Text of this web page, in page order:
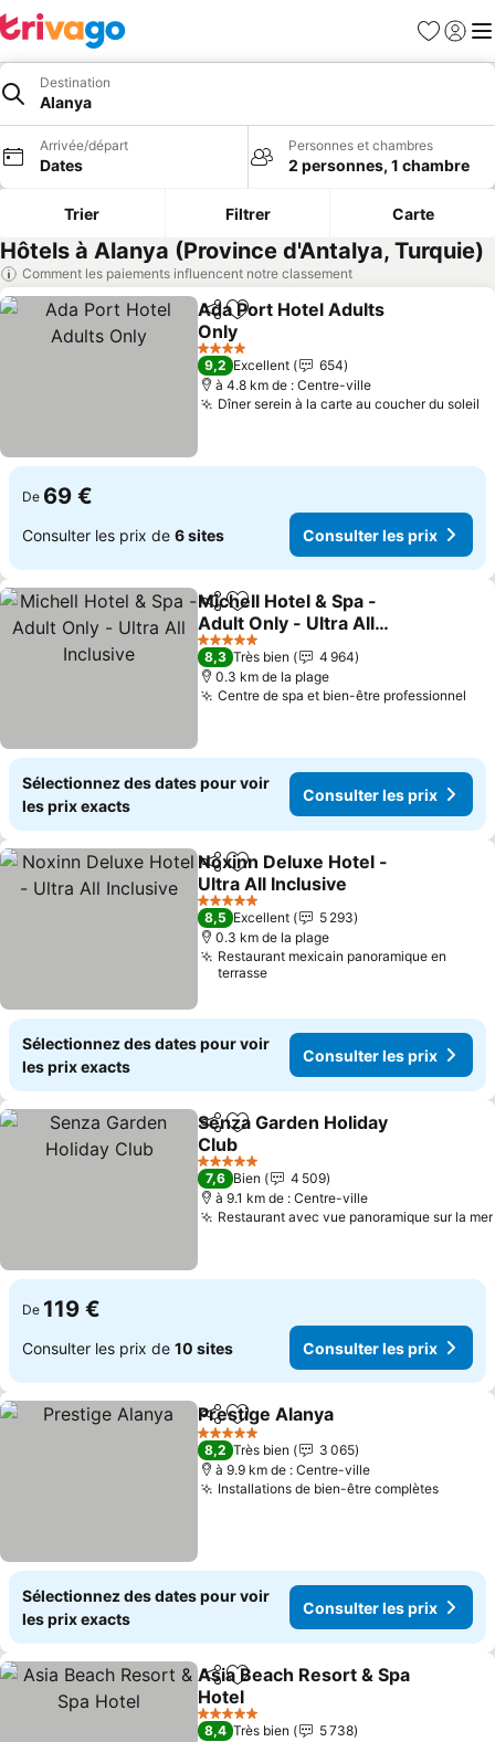
Favoris
Se
Destination
Alanya
Arrivée/départ
Dates
Personnes et chambres
2 personnes, 1 chambre
Trier Filtrer Carte
Hôtels à Alanya (Province d'Antalya, Turquie)
Comment les paiements influencent notre classement
PartagerAjouter à mes favoris
Ada Port Hotel Adults
Only
Consulter les prix
4 Étoiles
9,2 Excellent
654
à 4.8 km de : Centre-ville
Dîner serein à la carte au coucher du soleil
De 69 €
Consulter les prix de 6 sites Consulter les prix
PartagerAjouter à mes favoris
Michell Hotel & Spa -
Adult Only - Ultra All
Inclusive
Consulter les prix
5 Étoiles
8,3 Très bien
4 964
0.3 km de la plage
Centre de spa et bien-être professionnel
Sélectionnez des dates pour voir
les prix exacts
Consulter les prix
PartagerAjouter à mes favoris
Noxinn Deluxe Hotel -
Ultra All Inclusive
Consulter les prix
5 Étoiles
8,5 Excellent
5 293
0.3 km de la plage
Restaurant mexicain panoramique en
terrasse
Sélectionnez des dates pour voir
les prix exacts
Consulter les prix
PartagerAjouter à mes favoris
Senza Garden Holiday
Club
Consulter les prix
5 Étoiles
7,6 Bien
4 509
à 9.1 km de : Centre-ville
Restaurant avec vue panoramique sur la mer
De 119 €
Consulter les prix de 10 sites Consulter les prix
PartagerAjouter à mes favoris
Prestige Alanya
5 Étoiles
8,2 Très bien
3 065
à 9.9 km de : Centre-ville
Installations de bien-être complètes
Sélectionnez des dates pour voir
les prix exacts
Consulter les prix
PartagerAjouter à mes favoris
Asia Beach Resort & Spa
Hotel
Consulter les prix
5 Étoiles
8,4 Très bien
5 738